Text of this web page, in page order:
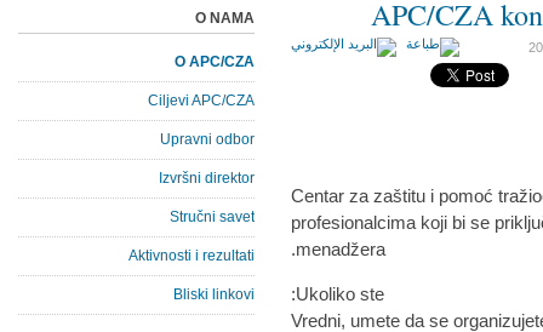
APC/CZA
Centar za zaštitu i pomoć
profesionalcima koji bi se
menadžera.
Ukoliko ste:
- Vredni, umete da se
O NAMA
O APC/CZA
Ciljevi APC/CZA
Upravni odbor
Izvršni direktor
Stručni savet
Aktivnosti i rezultati
Bliski linkovi